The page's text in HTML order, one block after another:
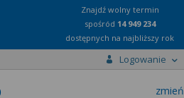
Znajdź wolny termin
spośród 14 949 234
dostępnych na najbliższy rok
Logowanie
zmień